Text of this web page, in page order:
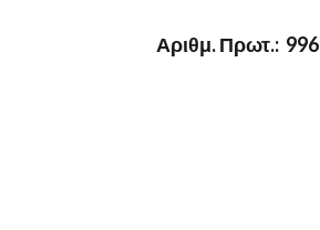
Αριθμ. Πρωτ.: 996